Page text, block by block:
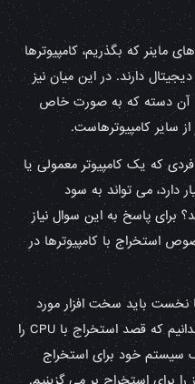
ماینر که بگذریم، کامپیوترها
دارند. در این میان نیز
آن دسته که به صورت خاص
سایر کامپیوترهاست.
که یک کامپیوتر معمولی یا
دارد، می تواند به سود
برای پاسخ به این سوال نیاز
استخراج با کامپیوترها در
نخست باید سخت افزار مورد
نیاز برای این امر را فراهم کنیم. باید بدانیم که قصد استخراج با CPU را
سیستم خود برای استخراج
برای استخراج بر می گزینیم.